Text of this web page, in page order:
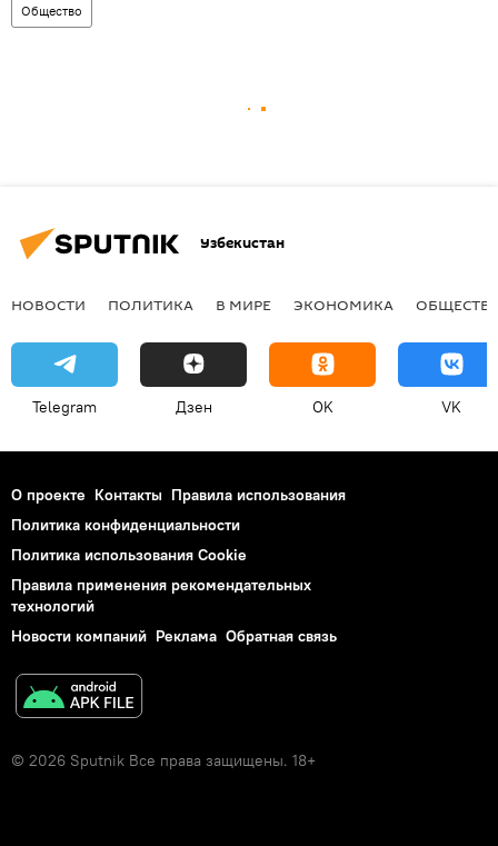
Общество
Узбекистан
НОВОСТИ ПОЛИТИКА В МИРЕ ЭКОНОМИКА
Telegram Дзен OK VK
О проекте Контакты Правила использования
Политика конфиденциальности
Политика использования Cookie
Правила применения рекомендательных
технологий
Новости компаний Реклама Обратная связь
© 2026 Sputnik Все права защищены. 18+